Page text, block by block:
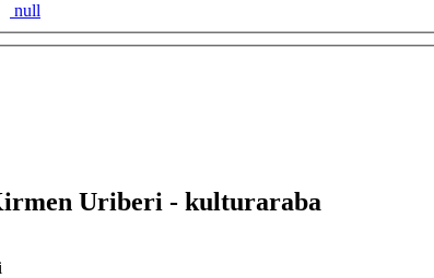
null
Uriberi - kulturaraba